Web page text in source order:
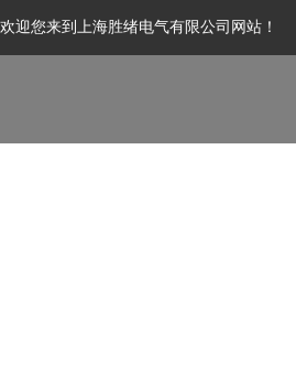
欢迎您来到上海胜绪电气有限公司网站！